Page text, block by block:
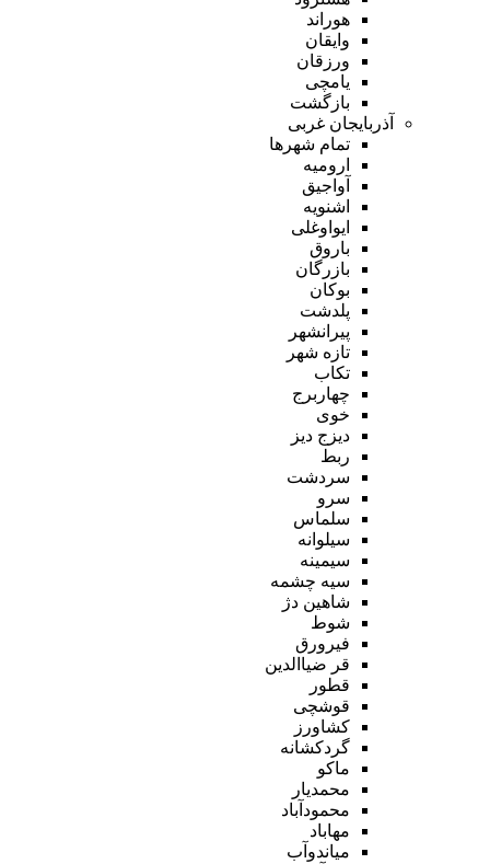
هوراند
وایقان
ورزقان
یامچی
بازگشت
آذربایجان غربی
تمام شهر‌ها
ارومیه
آواجیق
اشنویه
ایواوغلی
باروق
بازرگان
بوکان
پلدشت
پیرانشهر
تازه شهر
تکاب
چهاربرج
خوی
دیزج دیز
ربط
سردشت
سرو
سلماس
سیلوانه
سیمینه
سیه چشمه
شاهین دژ
شوط
فیرورق
قر ضیاالدین
قطور
قوشچی
کشاورز
گردکشانه
ماکو
محمدیار
محمودآباد
مهاباد
میاندوآب